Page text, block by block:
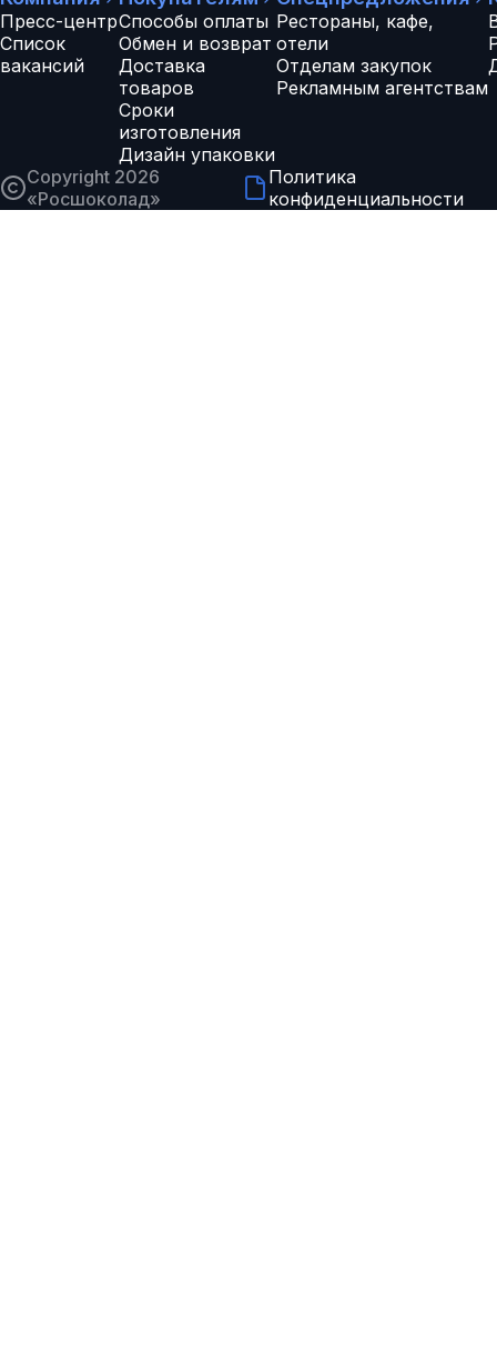
Пресс-центр
Список
вакансий
Способы оплаты
Обмен и возврат
Доставка
товаров
Сроки
изготовления
Дизайн упаковки
Рестораны, кафе,
отели
Отделам закупок
Рекламным агентствам
Copyright 2026
«Росшоколад»
Политика
конфиденциальности